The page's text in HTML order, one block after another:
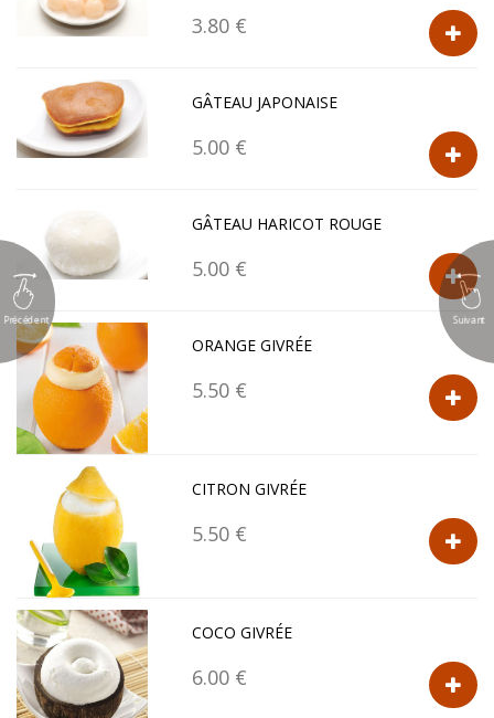
3.80 €
GÂTEAU JAPONAISE
5.00 €
GÂTEAU HARICOT ROUGE
5.00 €
ORANGE GIVRÉE
5.50 €
CITRON GIVRÉE
5.50 €
COCO GIVRÉE
6.00 €
Suivant
Précédent